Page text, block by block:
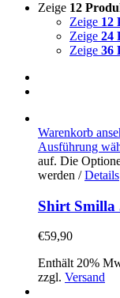
Zeige 12
Zeige 12
Zeige 24
Zeige 36
Warenkorb
Ausführung
auf. Die
werden / Details
Shirt Smilla
€59,90
Enthält 20%
zzgl. Versand